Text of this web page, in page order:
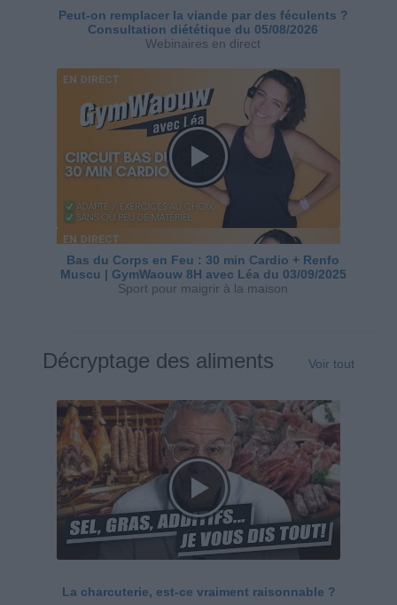
Peut-on remplacer la viande par des féculents ?
Consultation diététique du 05/08/2026
Webinaires en direct
Bas du Corps en Feu : 30 min Cardio + Renfo
Muscu | GymWaouw 8H avec Léa du 03/09/2025
Sport pour maigrir à la maison
Décryptage des aliments Voir tout
La charcuterie, est-ce vraiment raisonnable ?